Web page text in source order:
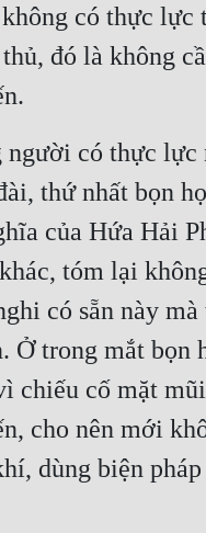
có thực lực
đó là không
người có thực lực
thứ nhất bọn
của Hứa Hải
tóm lại
có sẵn này mà
Ở trong mắt bọn
chiếu cố mặt
cho nên mới
dùng biện